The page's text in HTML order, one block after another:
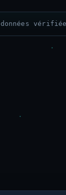
données